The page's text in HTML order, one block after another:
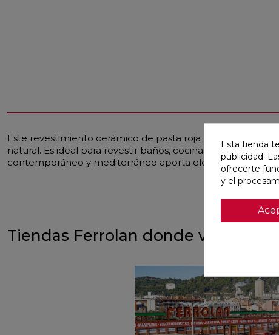
Este revestimiento cerámico de pasta roja tiene un
natural. Es ideal para revestir baños, cocinas, espacios
contemporáneo y mediterráneo aporta elegancia y
Tiendas Ferrolan donde ver este
Esta tienda
publicidad.
ofrecerte
y el